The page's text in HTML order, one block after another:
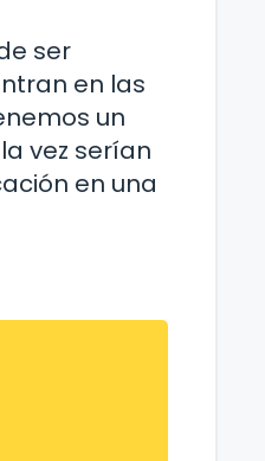
ser
en las
un
vez serían
en una